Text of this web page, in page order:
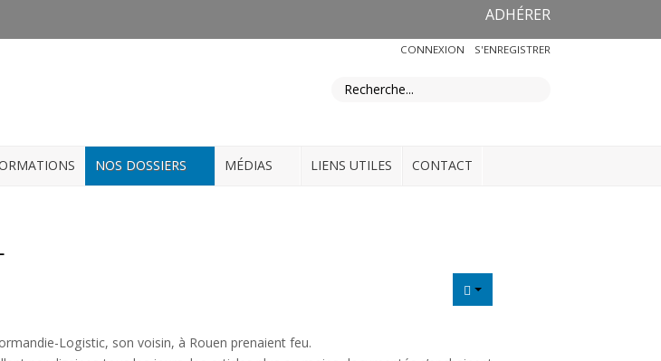
ADHÉRER
CONNEXION S'ENREGISTRER
NOS DOSSIERS MÉDIAS LIENS UTILES CONTACT
Logistic, son voisin, à Rouen prenaient feu.